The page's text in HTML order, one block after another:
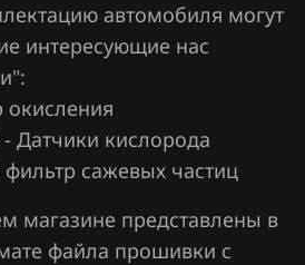
автомобиля могут
интересующие нас
окисления
Датчики кислорода
сажевых частиц
магазине представлены в
файла прошивки с